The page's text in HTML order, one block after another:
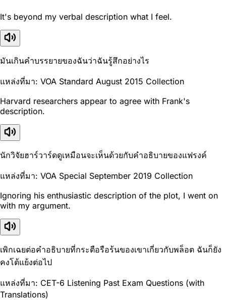
It's beyond my verbal description what I feel.
มันเกินคำบรรยายของฉันว่าฉันรู้สึกอย่างไร
แหล่งที่มา: VOA Standard August 2015 Collection
Harvard researchers appear to agree with Frank's
description.
นักวิจัยฮาร์วาร์ดดูเหมือนจะเห็นด้วยกับคำอธิบายของแฟรงค์
แหล่งที่มา: VOA Special September 2019 Collection
Ignoring his enthusiastic description of the plot, I went on
with my argument.
เพิกเฉยต่อคำอธิบายที่กระตือรือร้นของเขาเกี่ยวกับพล็อต ฉันก็ยัง
คงโต้แย้งต่อไป
แหล่งที่มา: CET-6 Listening Past Exam Questions (with
Translations)